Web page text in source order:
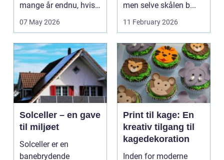
mange år endnu, hvis
de fik den r...
07 May 2026
men selve skålen b...
11 February 2026
Solceller – en gave
til miljøet
Solceller er en
banebrydende
Print til kage: En
kreativ tilgang til
kagedekoration
Inden for moderne